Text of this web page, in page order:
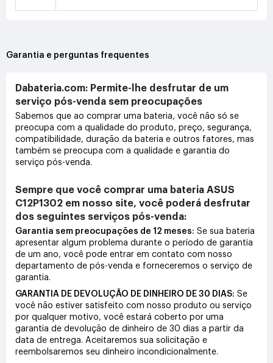
Garantia e perguntas frequentes
Dabateria.com: Permite-lhe desfrutar de um
serviço pós-venda sem preocupações
Sabemos que ao comprar uma bateria, você não só se
preocupa com a qualidade do produto, preço, segurança,
compatibilidade, duração da bateria e outros fatores, mas
também se preocupa com a qualidade e garantia do
serviço pós-venda.
Sempre que você comprar uma bateria ASUS
C12P1302 em nosso site, você poderá desfrutar
dos seguintes serviços pós-venda:
Garantia sem preocupações de 12 meses: Se sua bateria
apresentar algum problema durante o período de garantia
de um ano, você pode entrar em contato com nosso
departamento de pós-venda e forneceremos o serviço de
garantia.
GARANTIA DE DEVOLUÇÃO DE DINHEIRO DE 30 DIAS: Se
você não estiver satisfeito com nosso produto ou serviço
por qualquer motivo, você estará coberto por uma
garantia de devolução de dinheiro de 30 dias a partir da
data de entrega. Aceitaremos sua solicitação e
reembolsaremos seu dinheiro incondicionalmente.